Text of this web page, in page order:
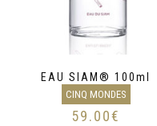
EAU SIAM® 100ml
CINQ MONDES
59.00€